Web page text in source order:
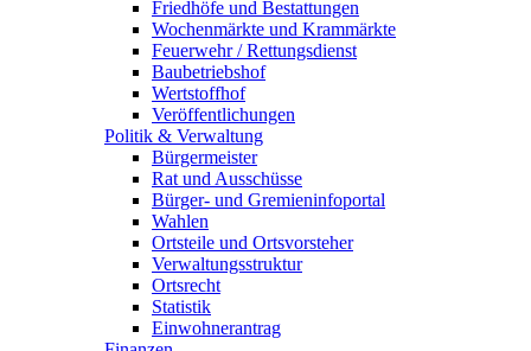
Friedhöfe und Bestattungen
Wochenmärkte und Krammärkte
Feuerwehr / Rettungsdienst
Baubetriebshof
Wertstoffhof
Veröffentlichungen
Politik & Verwaltung
Bürgermeister
Rat und Ausschüsse
Bürger- und Gremieninfoportal
Wahlen
Ortsteile und Ortsvorsteher
Verwaltungsstruktur
Ortsrecht
Statistik
Einwohnerantrag